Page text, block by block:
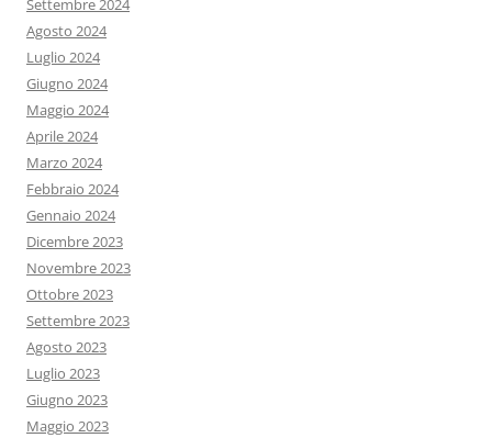
Settembre 2024
Agosto 2024
Luglio 2024
Giugno 2024
Maggio 2024
Aprile 2024
Marzo 2024
Febbraio 2024
Gennaio 2024
Dicembre 2023
Novembre 2023
Ottobre 2023
Settembre 2023
Agosto 2023
Luglio 2023
Giugno 2023
Maggio 2023